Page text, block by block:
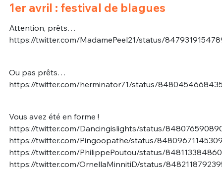
1er avril : festival de blagues
Attention, prêts…
https://twitter.com/MadamePeel21/status/
Ou pas prêts…
https://twitter.com/herminator71/status/
Vous avez été en forme !
https://twitter.com/Dancingislights/status/
https://twitter.com/Pingoopathe/status/
https://twitter.com/PhilippePoutou/status/
https://twitter.com/OrnellaMinnitiD/status/